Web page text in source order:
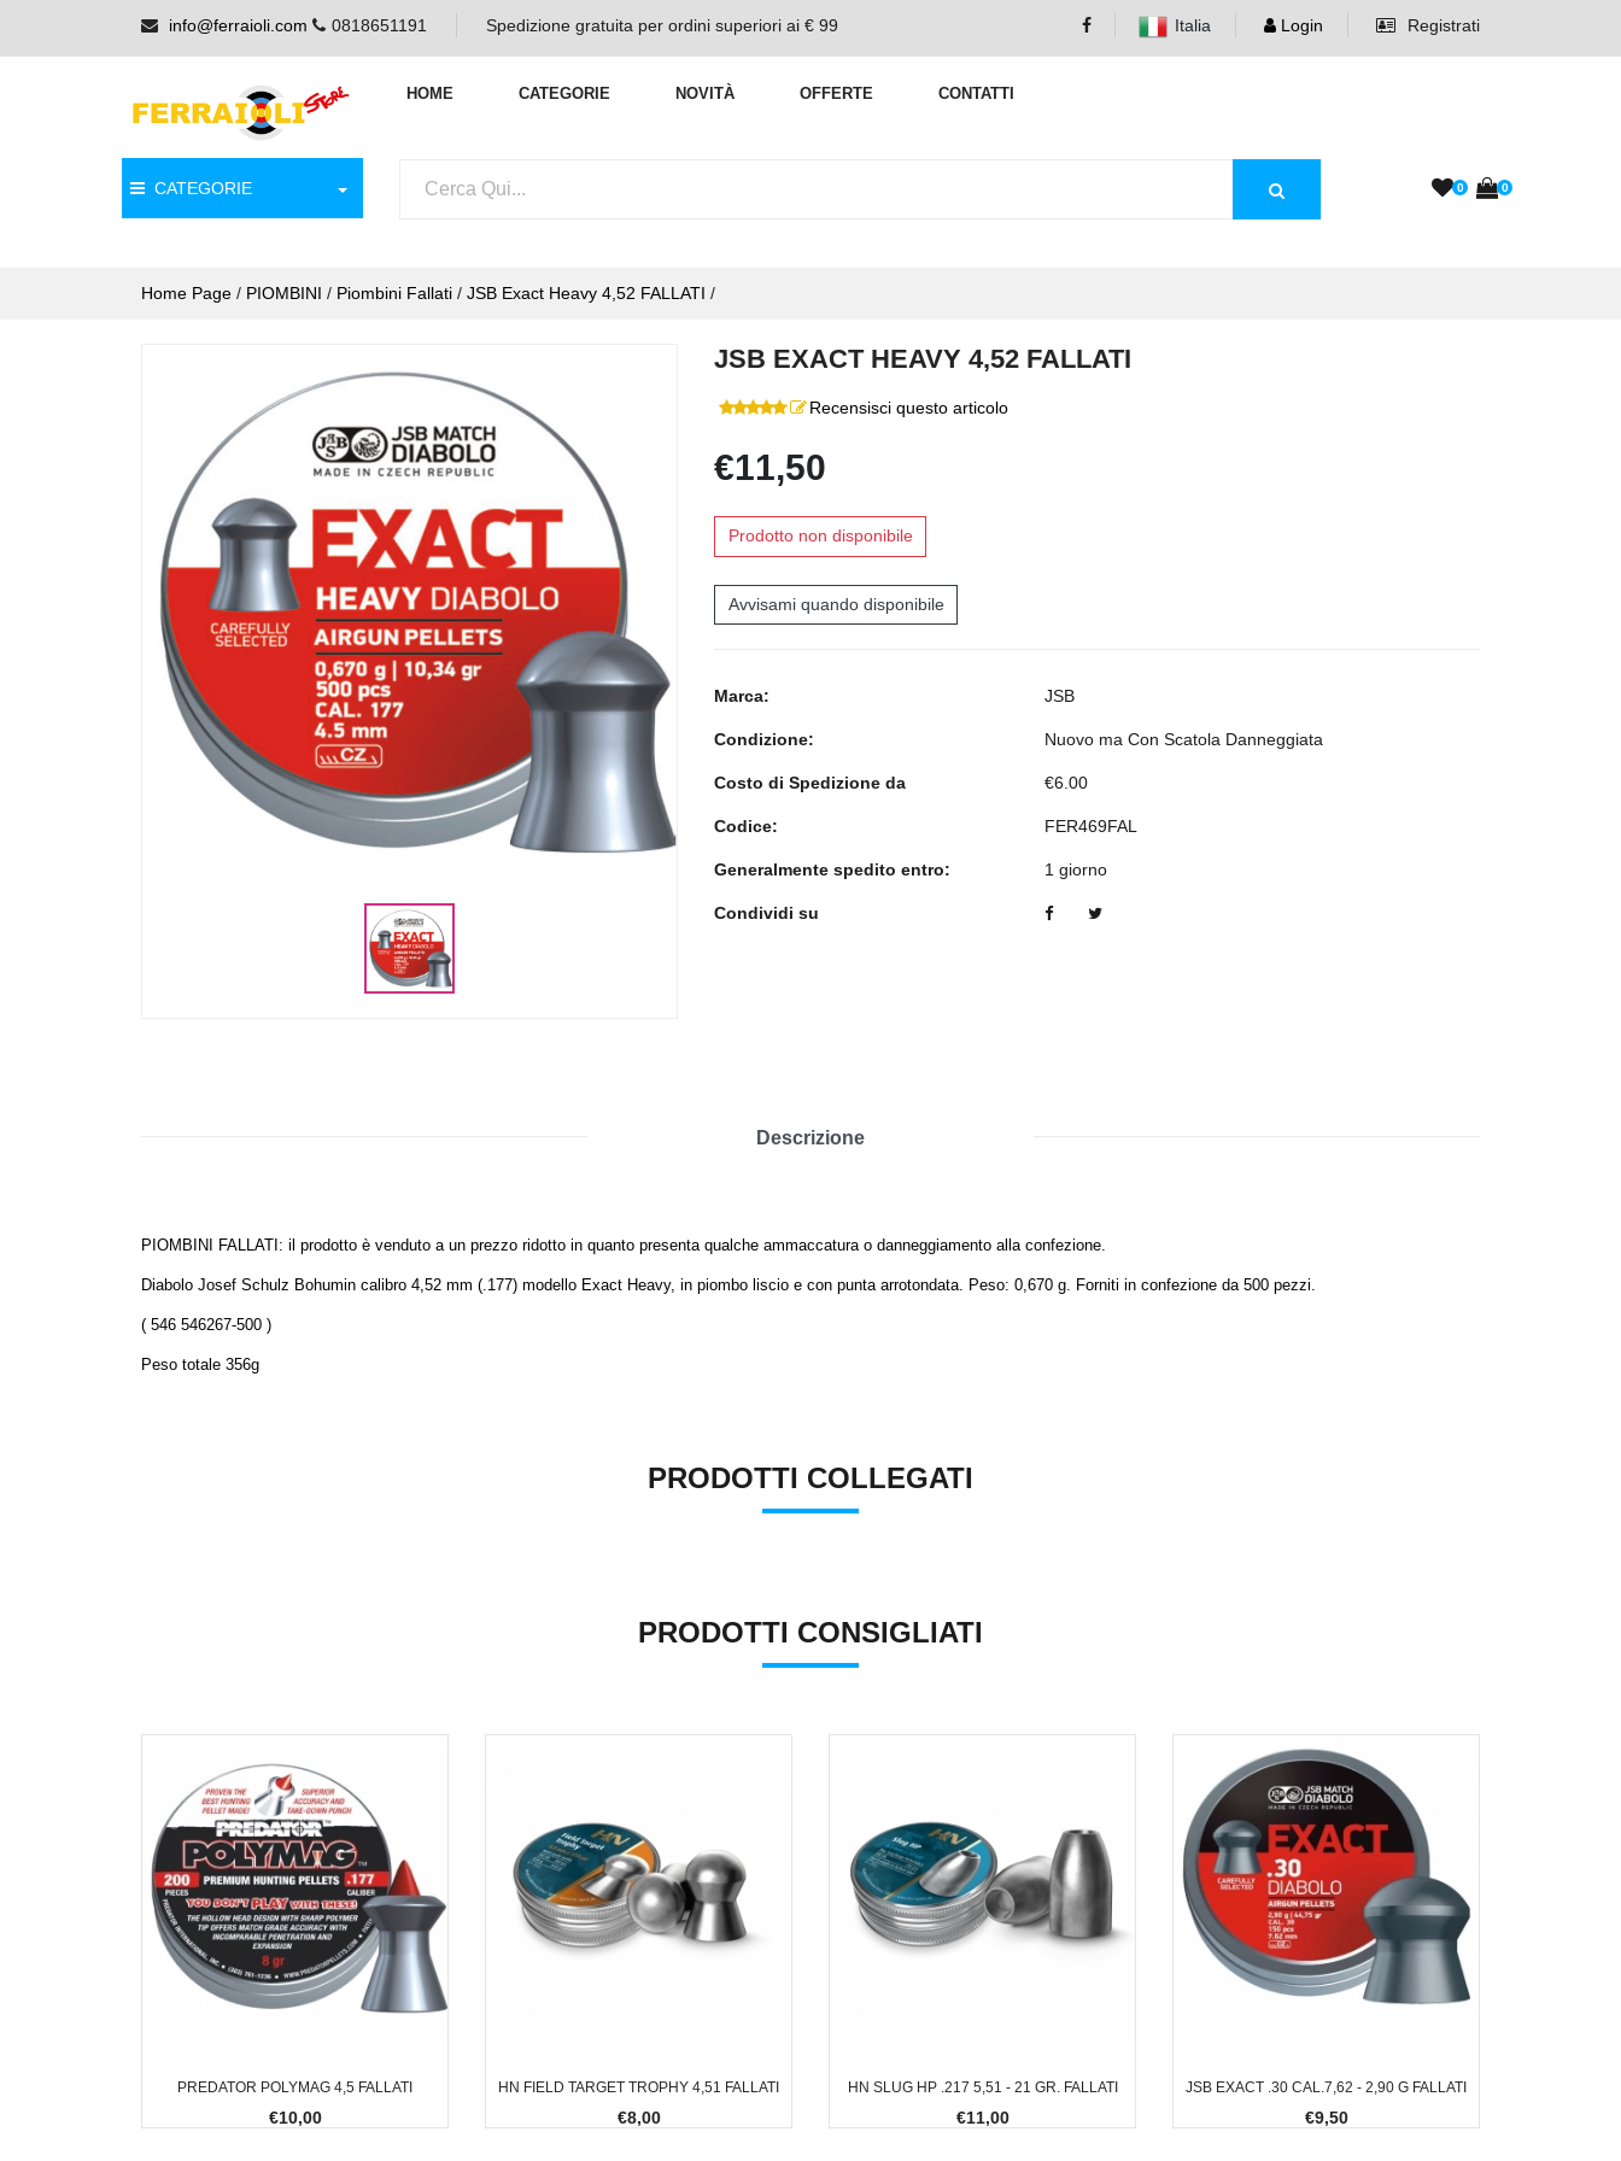
info@ferraioli.com 0818651191 Spedizione gratuita per ordini superiori ai € 99 Italia Login Registrati
HOME CATEGORIE NOVITÀ OFFERTE CONTATTI
CATEGORIE 0 0
Home Page / PIOMBINI / Piombini Fallati / JSB Exact Heavy 4,52 FALLATI /
JSB EXACT HEAVY 4,52 FALLATI
Recensisci questo articolo
€11,50
Prodotto non disponibile
Avvisami quando disponibile
Marca: JSB
Condizione: Nuovo ma Con Scatola Danneggiata
Costo di Spedizione da €6.00
Codice: FER469FAL
Generalmente spedito entro: 1 giorno
Condividi su
Descrizione
PIOMBINI FALLATI: il prodotto è venduto a un prezzo ridotto in quanto presenta qualche ammaccatura o danneggiamento alla confezione.
Diabolo Josef Schulz Bohumin calibro 4,52 mm (.177) modello Exact Heavy, in piombo liscio e con punta arrotondata. Peso: 0,670 g. Forniti in confezione da 500 pezzi.
( 546 546267-500 )
Peso totale 356g
PRODOTTI COLLEGATI
PRODOTTI CONSIGLIATI
PREDATOR POLYMAG 4,5 FALLATI
€10,00
HN FIELD TARGET TROPHY 4,51 FALLATI
€8,00
HN SLUG HP .217 5,51 - 21 GR. FALLATI
€11,00
JSB EXACT .30 CAL.7,62 - 2,90 G FALLATI
€9,50